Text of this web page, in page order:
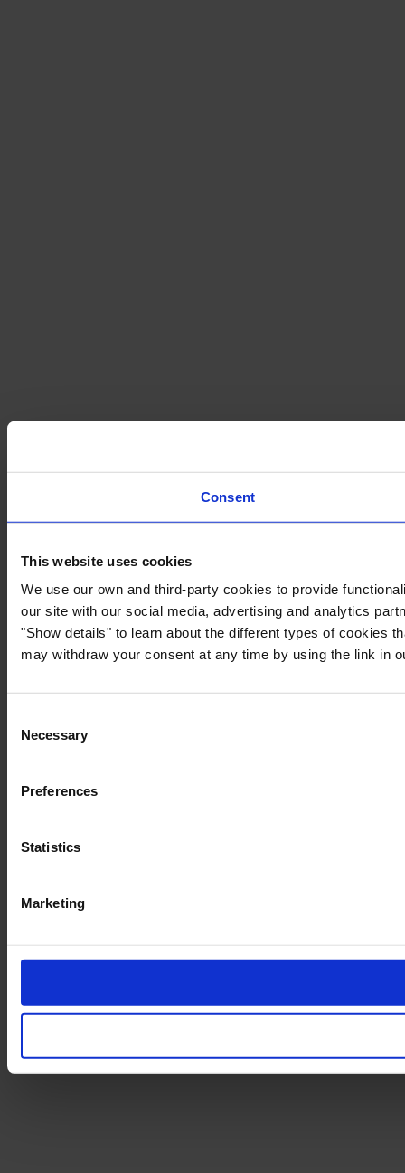
Consent
This website uses cookies
We use our own and third-party cookies to provide
our site with our social media, advertising and analytics
"Show details" to learn about the different types of cookies
may withdraw your consent at any time by using the link in
Selection
Necessary
Preferences
Statistics
Marketing